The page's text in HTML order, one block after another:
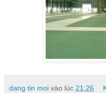
dang tin moi vào lúc 21:26